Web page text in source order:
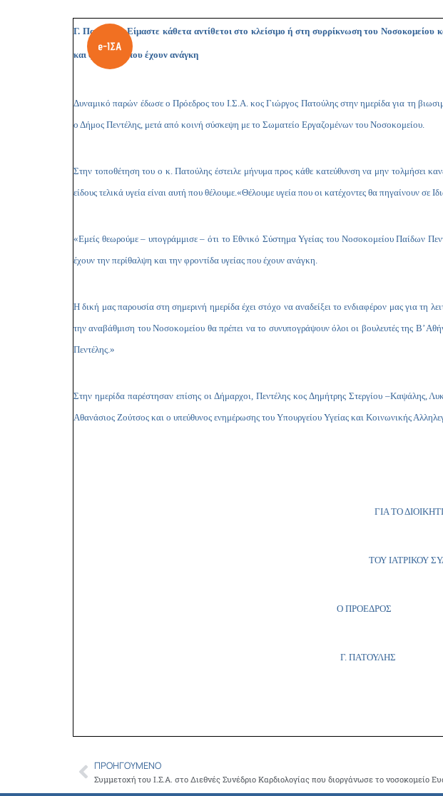
Γ. Πατούλης: Είμαστε κάθετα αντίθετοι στο κλείσιμο ή στη συρρίκνωση του Νοσοκομείου
και φροντίδα που έχουν ανάγκη
Δυναμικό παρών έδωσε ο Πρόεδρος του Ι.Σ.Α. κος Γιώργος Πατούλης στην ημερίδα για τη
ο Δήμος Πεντέλης, μετά από κοινή σύσκεψη με το Σωματείο Εργαζομένων του Νοσοκομείου.
Στην τοποθέτηση του ο κ. Πατούλης έστειλε μήνυμα προς κάθε κατεύθυνση να μην τολμήσει
είδους τελικά υγεία είναι αυτή που θέλουμε.«Θέλουμε υγεία που οι κατέχοντες θα πηγαίνουν
«Εμείς θεωρούμε – υπογράμμισε – ότι το Εθνικό Σύστημα Υγείας του Νοσοκομείου Παίδων
έχουν την περίθαλψη και την φροντίδα υγείας που έχουν ανάγκη.
Η δική μας παρουσία στη σημερινή ημερίδα έχει στόχο να αναδείξει το ενδιαφέρον μας για
την αναβάθμιση του Νοσοκομείου θα πρέπει να το συνυπογράψουν όλοι οι βουλευτές της Β’
Πεντέλης.»
Στην ημερίδα παρέστησαν επίσης οι Δήμαρχοι, Πεντέλης κος Δημήτρης Στεργίου
Αθανάσιος Ζούτσος και ο υπεύθυνος ενημέρωσης του Υπουργείου Υγείας και
ΓΙΑ ΤΟ
ΤΟΥ ΙΑΤΡΙΚΟΥ
Ο ΠΡΟΕΔΡΟΣ Ο
Γ. ΠΑΤΟΥΛΗΣ
Prev
ΠΡΟΗΓΟΎΜΕΝΟ